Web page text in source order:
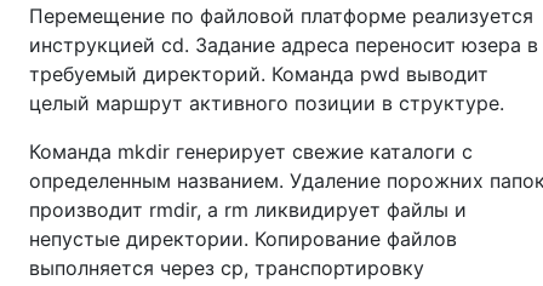
Перемещение по файловой платформе реализуется
инструкцией cd. Задание адреса переносит юзера в
требуемый директорий. Команда pwd выводит
целый маршрут активного позиции в структуре.
Команда mkdir генерирует свежие каталоги с
определенным названием. Удаление порожних
производит rmdir, а rm ликвидирует файлы и
непустые директории. Копирование файлов
выполняется через cp, транспортировку